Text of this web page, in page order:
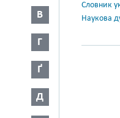
В
Г
Ґ
Д
Словник
Наукова